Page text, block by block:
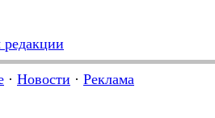
· Новости · Реклама